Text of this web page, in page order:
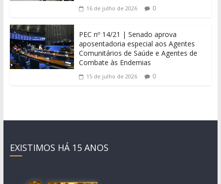
16 de julho de 2026 0
PEC nº 14/21 | Senado aprova
aposentadoria especial aos Agentes
Comunitários de Saúde e Agentes de
Combate às Endemias
15 de julho de 2026 0
EXISTIMOS HÁ 15 ANOS